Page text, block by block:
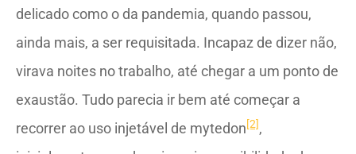
delicado como o da pandemia, quando passou,
ainda mais, a ser requisitada. Incapaz de dizer não,
virava noites no trabalho, até chegar a um ponto de
exaustão. Tudo parecia ir bem até começar a
recorrer ao uso injetável de mytedon[2],